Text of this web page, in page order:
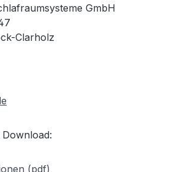
GmbH
Clarholz
(pdf)